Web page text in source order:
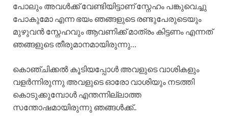
പോലും അവൾക്ക് വേണ്ടിയിട്ടാണ് സ്നേഹം പങ്കുവെച്ചു
പോകുമോ എന്ന ഭയം ഞങ്ങളുടെ രണ്ടുപേരുടെയും
മുഴുവൻ സ്നേഹവും ആവണിക്ക് മാത്രം കിട്ടണം എന്നത്
ഞങ്ങളുടെ തീരുമാനമായിരുന്നു…
കൊഞ്ചിക്കൽ കൂടിയപ്പോൾ അവളുടെ വാശികളും
വളർന്നിരുന്നു അവളുടെ ഓരോ വാശിയും നടത്തി
കൊടുക്കുമ്പോൾ എന്തന്നില്ലാത്ത
സന്തോഷമായിരുന്നു ഞങ്ങൾക്ക്..